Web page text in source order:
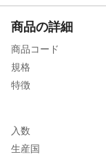
商品の詳細
商品コード
規格
特徴
入数
生産国